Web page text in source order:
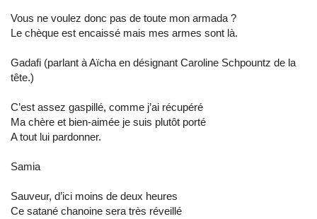
Vous ne voulez donc pas de toute mon armada ?
Le chèque est encaissé mais mes armes sont là.
Gadafi (parlant à Aïcha en désignant Caroline Schpountz de la
tête.)
C’est assez gaspillé, comme j’ai récupéré
Ma chère et bien-aimée je suis plutôt porté
A tout lui pardonner.
Samia
Sauveur, d’ici moins de deux heures
Ce satané chanoine sera très réveillé